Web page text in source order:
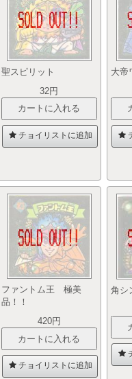
聖スピリット
32円
チョイリストに追加
大
ファントム王 極美
品！！
420円
チョイリストに追加
角シ